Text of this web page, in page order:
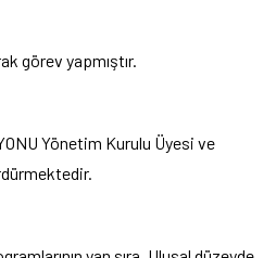
görev yapmıştır.
Yönetim Kurulu Üyesi ve